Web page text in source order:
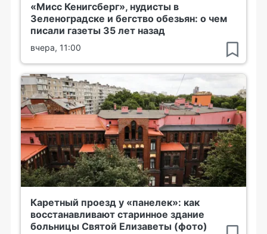
«Мисс Кенигсберг», нудисты в
Зеленоградске и бегство обезьян: о чем
писали газеты 35 лет назад
вчера, 11:00
Каретный проезд у «панелек»: как
восстанавливают старинное здание
больницы Святой Елизаветы (фото)